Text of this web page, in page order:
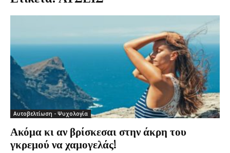
Αυτοβελτίωση - Ψυχολογία
Ακόμα κι αν βρίσκεσαι στην άκρη του
γκρεμού να χαμογελάς!